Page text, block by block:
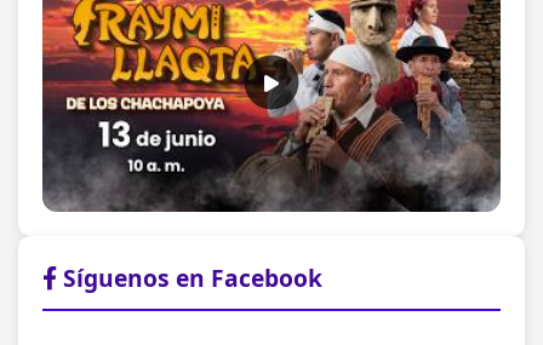
Síguenos en Facebook